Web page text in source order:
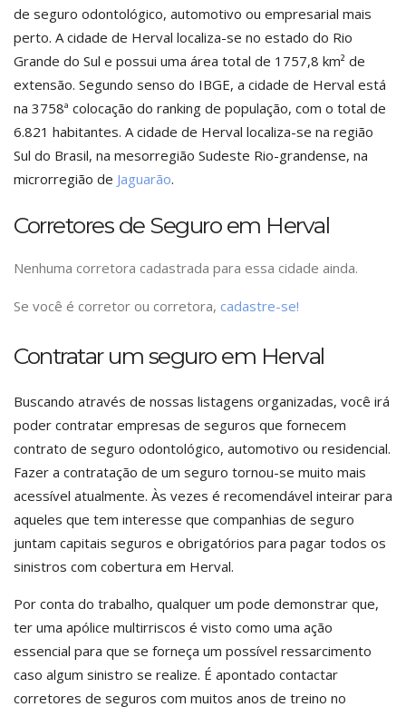
de seguro odontológico, automotivo ou empresarial mais
perto. A cidade de Herval localiza-se no estado do Rio
Grande do Sul e possui uma área total de 1757,8 km² de
extensão. Segundo senso do IBGE, a cidade de Herval está
na 3758ª colocação do ranking de população, com o total de
6.821 habitantes. A cidade de Herval localiza-se na região
Sul do Brasil, na mesorregião Sudeste Rio-grandense, na
microrregião de Jaguarão.
Corretores de Seguro em Herval
Nenhuma corretora cadastrada para essa cidade ainda.
Se você é corretor ou corretora, cadastre-se!
Contratar um seguro em Herval
Buscando através de nossas listagens organizadas, você irá
poder contratar empresas de seguros que fornecem
contrato de seguro odontológico, automotivo ou residencial.
Fazer a contratação de um seguro tornou-se muito mais
acessível atualmente. Às vezes é recomendável inteirar para
aqueles que tem interesse que companhias de seguro
juntam capitais seguros e obrigatórios para pagar todos os
sinistros com cobertura em Herval.
Por conta do trabalho, qualquer um pode demonstrar que,
ter uma apólice multirriscos é visto como uma ação
essencial para que se forneça um possível ressarcimento
caso algum sinistro se realize. É apontado contactar
corretores de seguros com muitos anos de treino no